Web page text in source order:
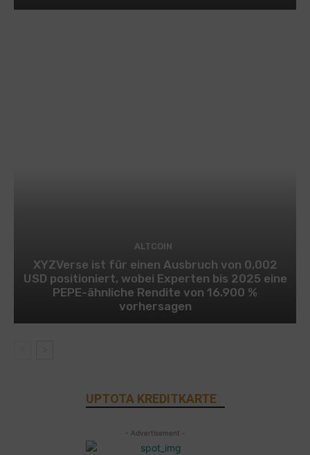
ALTCOIN
XYZVerse ist für einen Ausbruch von 0,002
USD positioniert, wobei Experten bis 2025 eine
PEPE-ähnliche Rendite von 16.900 %
vorhersagen
UPTOTA KREDITKARTE
- Advertisement -